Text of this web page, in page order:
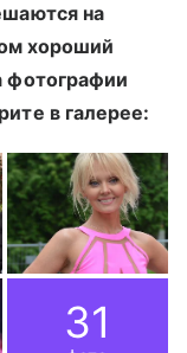
на
хороший
фотографии
в галерее:
31